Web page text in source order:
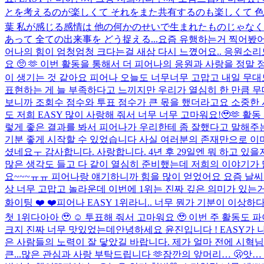
とを考えるのが楽しくて それをまた共有するのも楽しくて
葉 私が感じる感情は 他の何かのせいで生まれたものじゃな
あって 全ての出来事を どう捉える...요즘 유행하는거 찍어봤
어나의 힘이 엄청엄청 크다는걸 새삼 다시 느꼈어요.. 응원소
요 🥺 🫶 이번 활동을 통해서 더 피어나의 응원과 사랑을 정
이 생기는 것 같아요 피어나 오늘도 너무너무 고맙고 내일 무대
표현하는 게 늘 부족하다고 느끼지만 우리가 열심히 한 만큼
보니까 조회수 점수와 투표 점수가 큰 몫을 했더라고요 소중
도 저희 EASY 많이 사랑해 줘서 너무 너무 고마워요!🥹🫶 활
렇게 좋은 결과를 봐서 피어나가 우리한테 좀 잘했다고 말해
기분 좋게 시작할 수 있었습니다 사실 여러분의 존재만으로
셨네요ㅜ 감사합니다. 사랑합니다. 4년 후 29일엔 뭐 하고 있
많은 생각도 들고 다 같이 열심히 준비했는데 저희의 이야기
요~~~ㅠㅠ 피어나랑 얘기하니까 힘을 많이 얻었어요 요즘 날
상 너무 고맙고 놀라운데 이번에 1위는 진짜 깊은 의미가 있
화이팅 ❤️ ❤️피어나 EASY 1위라니.. 너무 뭔가 기분이 이상하
첫 1위다아아 🥹 ☺️ 투표해 줘서 고마워요 🥹 이번 주 활동도
크지 진짜 너무 맛있었는데 안녕하세요 윤진입니다 ! EASY가
은 사람들의 노력이 잘 닿았길 바랍니다. 제가 얼마 전에 시혁
큰...많은 관심과 사랑 부탁드립니다 🫶잠깐의 앞머리… 🫢앗…